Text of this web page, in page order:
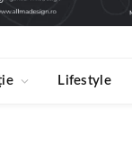
Lifestyle